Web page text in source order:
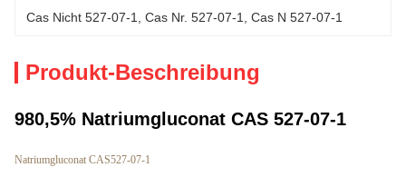
Cas Nicht 527-07-1 Cas Nr. 527-07-1 Cas N 527-07-1
Produkt-Beschreibung
980,5% Natriumgluconat CAS 527-07-1
Natriumgluconat CAS527-07-1